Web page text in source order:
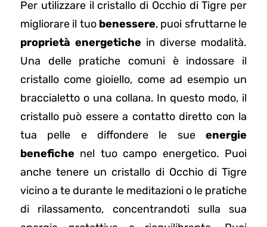
Per utilizzare il cristallo di Occhio di Tigre per
migliorare il tuo benessere, puoi sfruttarne le
proprietà energetiche in diverse modalità.
Una delle pratiche comuni è indossare il
cristallo come gioiello, come ad esempio un
braccialetto o una collana. In questo modo, il
cristallo può essere a contatto diretto con la
tua pelle e diffondere le sue energie
benefiche nel tuo campo energetico. Puoi
anche tenere un cristallo di Occhio di Tigre
vicino a te durante le meditazioni o le pratiche
di rilassamento, concentrandoti sulla sua